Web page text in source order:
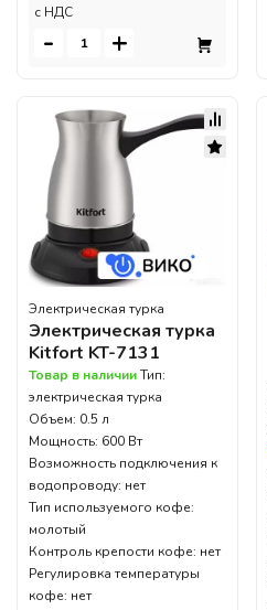
c НДС
- +
Электрическая турка
Электрическая турка
Kitfort KT-7131
Товар в наличииТип:
электрическая турка
Объем: 0.5 л
Мощность: 600 Вт
Возможность подключения к
водопроводу: нет
Тип используемого кофе:
молотый
Контроль крепости кофе: нет
Регулировка температуры
кофе: нет